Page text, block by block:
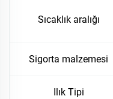
Sıcaklık aralığı
Sigorta malzemesi
Ilık Tipi